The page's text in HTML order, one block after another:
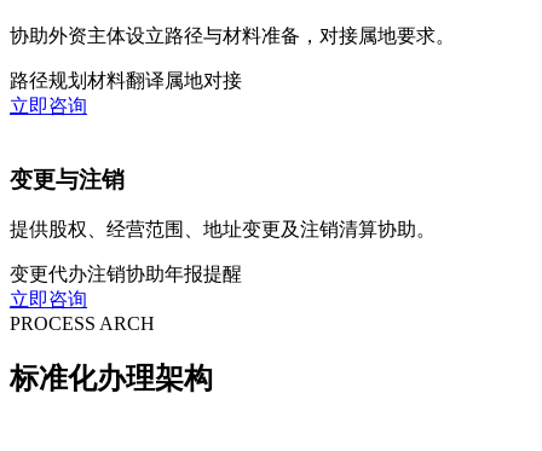
协助外资主体设立路径与材料准备，对接属地要求。
路径规划 材料翻译属地对接
立即咨询
变更与注销
提供股权、经营范围、地址变更及注销清算协助。
变更代办注销协助年报提醒
立即咨询
PROCESS ARCH
标准化办理架构